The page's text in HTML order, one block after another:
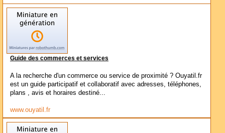
Guide des commerces et services
A la recherche d'un commerce ou service de proximité ? Ouyatil.fr
est un guide participatif et collaboratif avec adresses, téléphones,
plans , avis et horaires destiné...
www.ouyatil.fr